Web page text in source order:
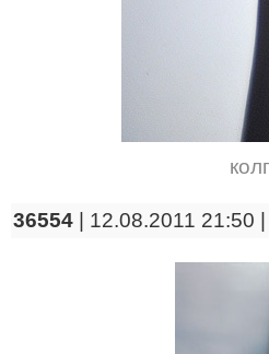
36554 | 12.08.2011 21:50 |